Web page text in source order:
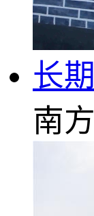
长
南